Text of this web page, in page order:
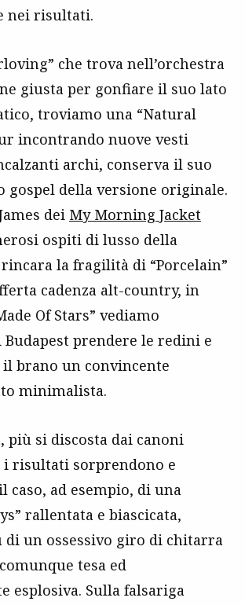
nei risultati.
che trova nell’orchestra
giusta per gonfiare il suo lato
troviamo una “Natural
incontrando nuove vesti
archi, conserva il suo
gospel della versione originale.
dei My Morning Jacket
ospiti di lusso della
la fragilità di “Porcelain”
cadenza alt-country, in
Of Stars” vediamo
Budapest prendere le redini e
brano un convincente
minimalista.
più si discosta dai canoni
risultati sorprendono e
caso, ad esempio, di una
rallentata e biascicata,
di un ossessivo giro di chitarra
tesa ed
esplosiva. Sulla falsariga